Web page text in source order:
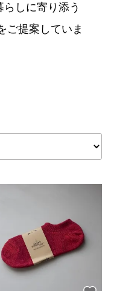
しに寄り添う
ご提案していま